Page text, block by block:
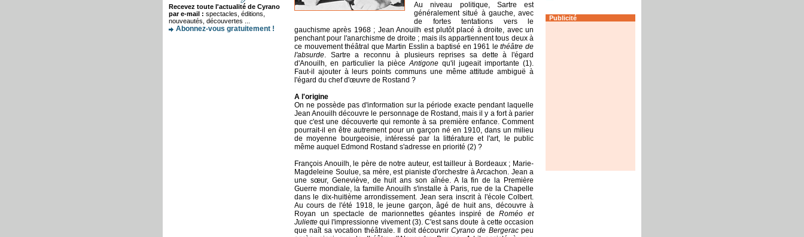
Recevez toute l'actualité de Cyrano
par e-mail : spectacles, éditions,
nouveautés, découvertes ...
Abonnez-vous gratuitement !
Au niveau politique, Sartre est
généralement situé à gauche, avec
de fortes tentations vers le
gauchisme après 1968 ; Jean Anouilh est plutôt placé à droite, avec un
penchant pour l'anarchisme de droite ; mais ils appartiennent tous deux à
ce mouvement théâtral que Martin Esslin a baptisé en 1961 l e théâtre de
l'absurde. Sartre a reconnu à plusieurs reprises sa dette à l'égard
d'Anouilh, en particulier la pièceAntigone qu'il jugeait importante (1).
Faut-il ajouter à leurs points communs une même attitude ambiguë à
l'égard du chef d'œuvre de Rostand ?
A l'origine
On ne possède pas d'information sur la période exacte pendant laquelle
Jean Anouilh découvre le personnage de Rostand, mais il y a fort à parier
que c'est une découverte qui remonte à sa première enfance. Comment
pourrait-il en être autrement pour un garçon né en 1910, dans un milieu
de moyenne bourgeoisie, intéressé par la littérature et l'art, le public
même auquel Edmond Rostand s'adresse en priorité (2) ?
François Anouilh, le père de notre auteur, est tailleur à Bordeaux ; Marie-
Magdeleine Soulue, sa mère, est pianiste d'orchestre à Arcachon. Jean a
une sœur, Geneviève, de huit ans son aînée. A la fin de la Première
Guerre mondiale, la famille Anouilh s'installe à Paris, rue de la Chapelle
dans le dix-huitième arrondissement. Jean sera inscrit à l'école Colbert.
Au cours de l'été 1918, le jeune garçon, âgé de huit ans, découvre à
Royan un spectacle de marionnettes géantes inspiré deRoméo et
Juliette qui l'impressionne vivement (3). C'est sans doute à cette occasion
que naît sa vocation théâtrale. Il doit découvrirCyrano de Bergeracpeu
Publicité